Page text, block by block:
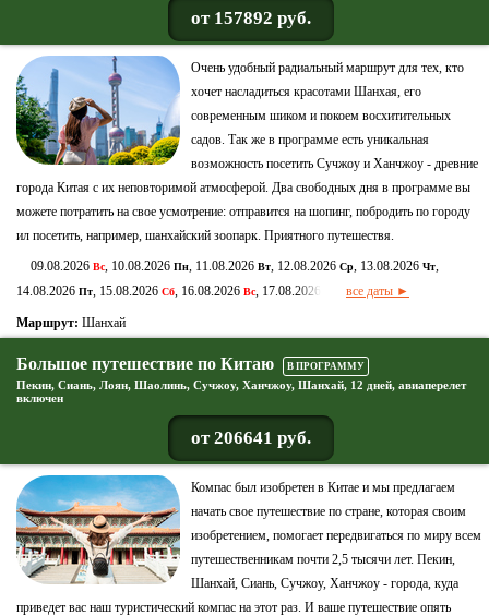
от 157892 руб.
Очень удобный радиальный маршрут для тех, кто
хочет насладиться красотами Шанхая, его
современным шиком и покоем восхитительных
садов. Так же в программе есть уникальная
возможность посетить Сучжоу и Ханчжоу - древние
города Китая с их неповторимой атмосферой. Два свободных дня в программе вы
можете потратить на свое усмотрение: отправится на шопинг, побродить по городу
ил посетить, например, шанхайский зоопарк. Приятного путешествя.
09.08.2026 Вс, 10.08.2026 Пн, 11.08.2026 Вт, 12.08.2026 Ср, 13.08.2026 Чт,
14.08.2026 Пт, 15.08.2026 Сб, 16.08.2026 Вс, 17.08.2026 все даты ►
Маршрут: Шанхай
Большое путешествие по Китаю В ПРОГРАММУ
Пекин, Сиань, Лоян, Шаолинь, Сучжоу, Ханчжоу, Шанхай, 12 дней, авиаперелет
включен
от 206641 руб.
Компас был изобретен в Китае и мы предлагаем
начать свое путешествие по стране, которая своим
изобретением, помогает передвигаться по миру всем
путешественникам почти 2,5 тысячи лет. Пекин,
Шанхай, Сиань, Сучжоу, Ханчжоу - города, куда
приведет вас наш туристический компас на этот раз. И ваше путешествие опять